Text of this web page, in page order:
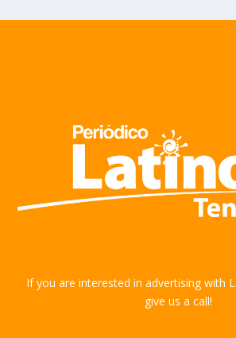
If you are interested in advertising with
give us a call!